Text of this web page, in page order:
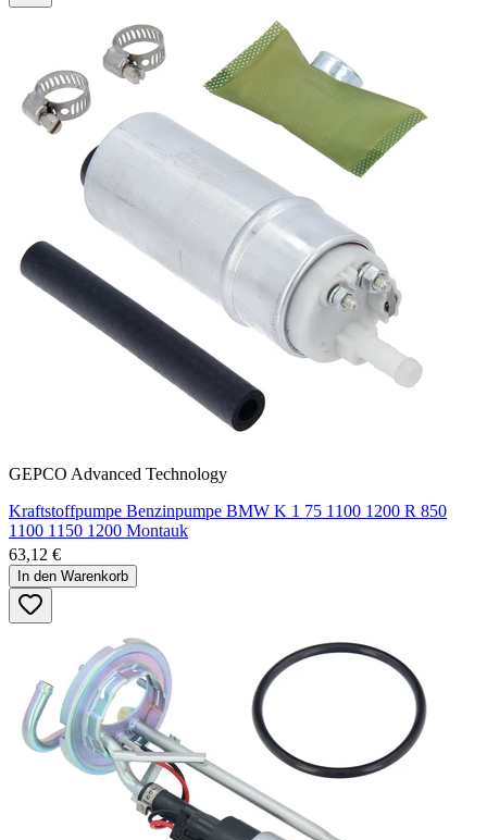
GEPCO Advanced Technology
Kraftstoffpumpe Benzinpumpe BMW K 1 75 1100 1200 R 850
1100 1150 1200 Montauk
63,12 €
In den Warenkorb